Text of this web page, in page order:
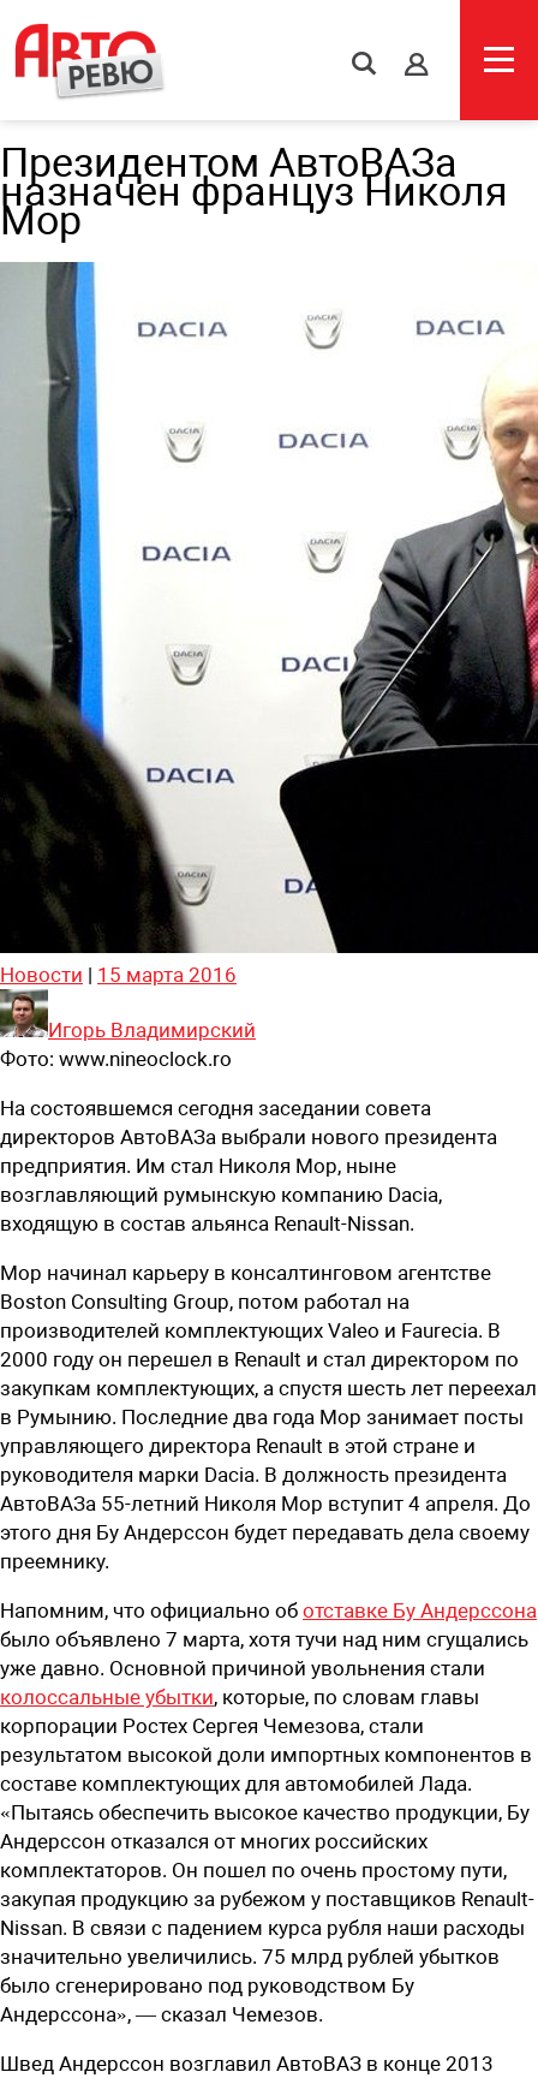
s
Президентом АвтоВАЗа
назначен француз Николя
Мор
Новости | 15 марта 2016
Игорь Владимирский
Фото: www.nineoclock.ro
На состоявшемся сегодня заседании совета
директоров АвтоВАЗа выбрали нового президента
предприятия. Им стал Николя Мор, ныне
возглавляющий румынскую компанию Dacia,
входящую в состав альянса Renault-Nissan.
Мор начинал карьеру в консалтинговом агентстве
Boston Consulting Group, потом работал на
производителей комплектующих Valeo и Faurecia. В
2000 году он перешел в Renault и стал директором по
закупкам комплектующих, а спустя шесть лет переехал
в Румынию. Последние два года Мор занимает посты
управляющего директора Renault в этой стране и
руководителя марки Dacia. В должность президента
АвтоВАЗа 55-летний Николя Мор вступит 4 апреля. До
этого дня Бу Андерссон будет передавать дела своему
преемнику.
Напомним, что официально об отставке Бу Андерссона
было объявлено 7 марта, хотя тучи над ним сгущались
уже давно. Основной причиной увольнения стали
колоссальные убытки, которые, по словам главы
корпорации Ростех Сергея Чемезова, стали
результатом высокой доли импортных компонентов в
составе комплектующих для автомобилей Лада.
«Пытаясь обеспечить высокое качество продукции, Бу
Андерссон отказался от многих российских
комплектаторов. Он пошел по очень простому пути,
закупая продукцию за рубежом у поставщиков Renault-
Nissan. В связи с падением курса рубля наши расходы
значительно увеличились. 75 млрд рублей убытков
было сгенерировано под руководством Бу
Андерссона», — сказал Чемезов.
Швед Андерссон возглавил АвтоВАЗ в конце 2013